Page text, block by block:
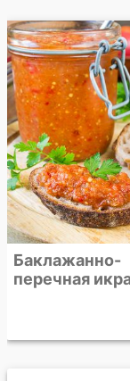
Баклажанно-
перечная